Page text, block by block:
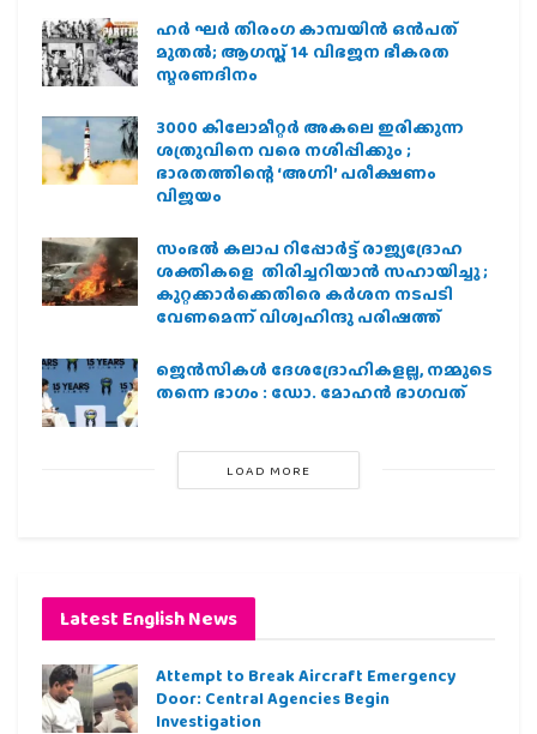
ഹര്‍ ഘര്‍ തിരംഗ കാമ്പയിന്‍ ഒന്‍പത്
മുതല്‍; ആഗസ്ത് 14 വിഭജന ഭീകരത
സ്മരണദിനം
3000 കിലോമീറ്റർ അകലെ ഇരിക്കുന്ന
ശത്രുവിനെ വരെ നശിപ്പിക്കും ;
ഭാരതത്തിന്റെ ‘അഗ്നി’ പരീക്ഷണം
വിജയം
സംഭൽ കലാപ റിപ്പോർട്ട് രാജ്യദ്രോഹ
ശക്തികളെ തിരിച്ചറിയാൻ സഹായിച്ചു ;
കുറ്റക്കാർക്കെതിരെ കർശന നടപടി
വേണമെന്ന് വിശ്വഹിന്ദു പരിഷത്ത്
ജെന്‍സികള്‍ ദേശദ്രോഹികളല്ല, നമ്മുടെ
തന്നെ ഭാഗം : ഡോ. മോഹന്‍ ഭാഗവത്
LOAD MORE
Latest English News
Attempt to Break Aircraft Emergency
Door: Central Agencies Begin
Investigation